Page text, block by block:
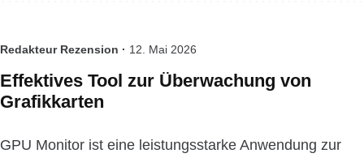
Redakteur Rezension · 12. Mai 2026
Effektives Tool zur Überwachung von
Grafikkarten
GPU Monitor ist eine leistungsstarke Anwendung zur